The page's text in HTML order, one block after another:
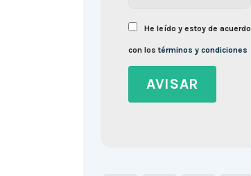
He leído y estoy de acuerdo
con lostérminos y condiciones